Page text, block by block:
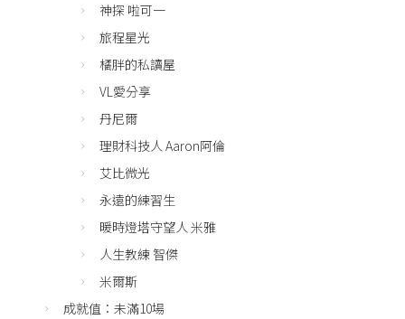
神探 啦可一
旅程星光
橘胖的私讀屋
VL愛分享
丹尼爾
理財科技人 Aaron阿倫
艾比微光
永遠的練習生
暖時燈塔守望人 米雅
人生教練 智傑
米爾斯
成就值：未滿10場